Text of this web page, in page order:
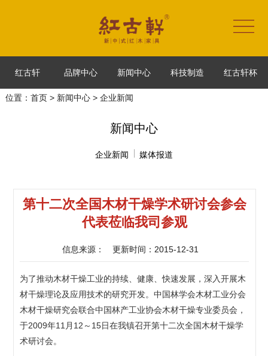
红古轩 品牌中心 新闻中心 科技制造 红古轩杯
位置： 首页> 新闻中心> 企业新闻
新闻中心
企业新闻 媒体报道
第十二次全国木材干燥学术研讨会参会
代表莅临我司参观
信息来源： 更新时间：2015-12-31
为了推动木材干燥工业的持续、健康、快速发展，深入开展木
材干燥理论及应用技术的研究开发。中国林学会木材工业分会
木材干燥研究会联合中国林产工业协会木材干燥专业委员会，
于2009年11月12～15日在我镇召开第十二次全国木材干燥学
术研讨会。